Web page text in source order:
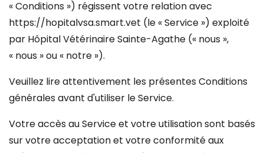
« Conditions ») régissent votre relation avec
https://hopitalvsa.smart.vet (le « Service ») exploité
par Hôpital Vétérinaire Sainte-Agathe (« nous »,
« nous » ou « notre »).
Veuillez lire attentivement les présentes Conditions
générales avant d'utiliser le Service.
Votre accès au Service et votre utilisation sont basés
sur votre acceptation et votre conformité aux